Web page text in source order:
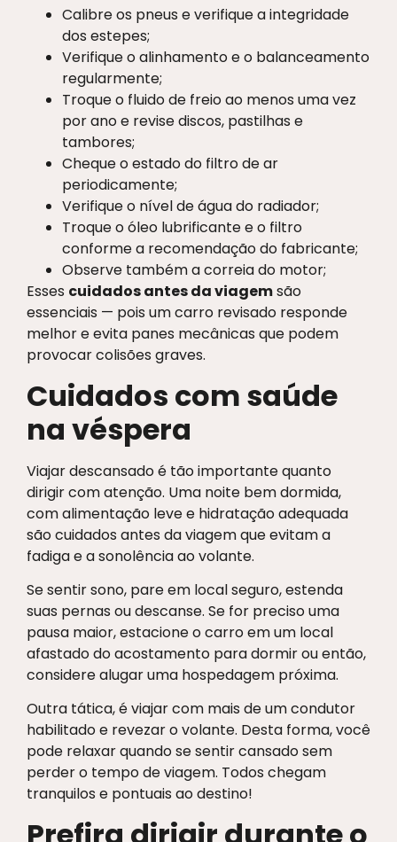
Calibre os pneus e verifique a integridade
dos estepes;
Verifique o alinhamento e o balanceamento
regularmente;
Troque o fluido de freio ao menos uma vez
por ano e revise discos, pastilhas e
tambores;
Cheque o estado do filtro de ar
periodicamente;
Verifique o nível de água do radiador;
Troque o óleo lubrificante e o filtro
conforme a recomendação do fabricante;
Observe também a correia do motor;
Esses cuidados antes da viagemsão
essenciais — pois um carro revisado responde
melhor e evita panes mecânicas que podem
provocar colisões graves.
Cuidados com saúde
na véspera
Viajar descansado é tão importante quanto
dirigir com atenção. Uma noite bem dormida,
com alimentação leve e hidratação adequada
são cuidados antes da viagem que evitam a
fadiga e a sonolência ao volante.
Se sentir sono, pare em local seguro, estenda
suas pernas ou descanse. Se for preciso uma
pausa maior, estacione o carro em um local
afastado do acostamento para dormir ou então,
considere alugar uma hospedagem próxima.
Outra tática, é viajar com mais de um condutor
habilitado e revezar o volante. Desta forma, você
pode relaxar quando se sentir cansado sem
perder o tempo de viagem. Todos chegam
tranquilos e pontuais ao destino!